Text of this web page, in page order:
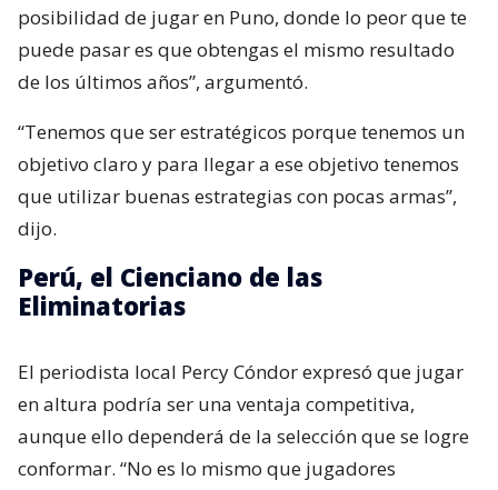
posibilidad de jugar en Puno, donde lo peor que te
puede pasar es que obtengas el mismo resultado
de los últimos años”, argumentó.
“Tenemos que ser estratégicos porque tenemos un
objetivo claro y para llegar a ese objetivo tenemos
que utilizar buenas estrategias con pocas armas”,
dijo.
Perú, el Cienciano de las
Eliminatorias
El periodista local Percy Cóndor expresó que jugar
en altura podría ser una ventaja competitiva,
aunque ello dependerá de la selección que se logre
conformar. “No es lo mismo que jugadores